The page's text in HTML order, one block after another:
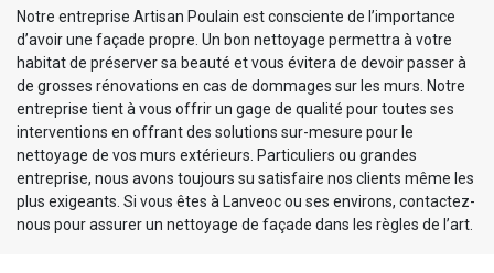
Notre entreprise Artisan Poulain est consciente de l’importance
d’avoir une façade propre. Un bon nettoyage permettra à votre
habitat de préserver sa beauté et vous évitera de devoir passer à
de grosses rénovations en cas de dommages sur les murs. Notre
entreprise tient à vous offrir un gage de qualité pour toutes ses
interventions en offrant des solutions sur-mesure pour le
nettoyage de vos murs extérieurs. Particuliers ou grandes
entreprise, nous avons toujours su satisfaire nos clients même les
plus exigeants. Si vous êtes à Lanveoc ou ses environs, contactez-
nous pour assurer un nettoyage de façade dans les règles de l’art.